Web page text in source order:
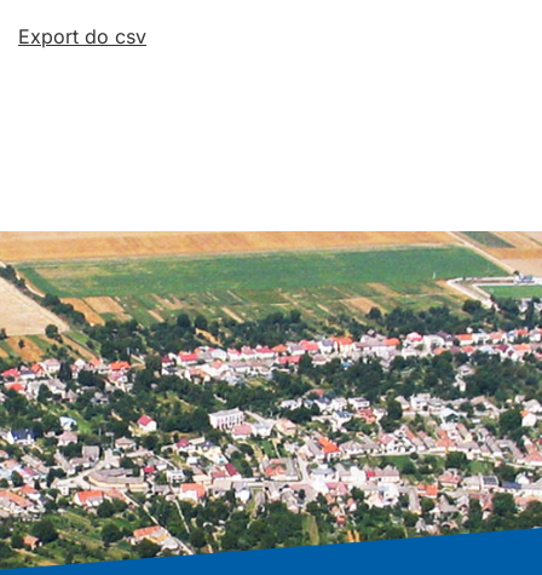
Export do csv